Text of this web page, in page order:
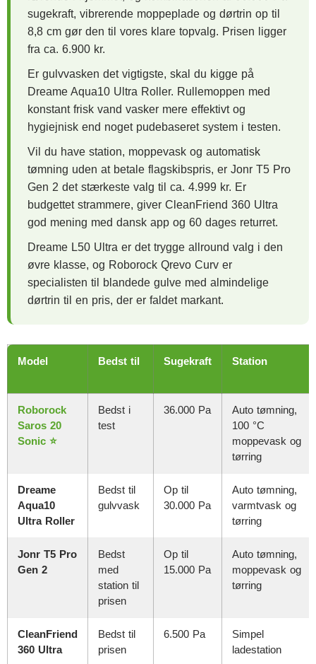
sugekraft, vibrerende moppeplade og dørtrin op til
8,8 cm gør den til vores klare topvalg. Prisen ligger
fra ca. 6.900 kr.
Er gulvvasken det vigtigste, skal du kigge på
Dreame Aqua10 Ultra Roller. Rullemoppen med
konstant frisk vand vasker mere effektivt og
hygiejnisk end noget pudebaseret system i testen.
Vil du have station, moppevask og automatisk
tømning uden at betale flagskibspris, er Jonr T5 Pro
Gen 2 det stærkeste valg til ca. 4.999 kr. Er
budgettet strammere, giver CleanFriend 360 Ultra
god mening med dansk app og 60 dages returret.
Dreame L50 Ultra er det trygge allround valg i den
øvre klasse, og Roborock Qrevo Curv er
specialisten til blandede gulve med almindelige
dørtrin til en pris, der er faldet markant.
Model Bedst til Sugekraft Station
Roborock
Saros 20
Sonic ⭐
Bedst i
test
36.000 Pa
Auto tømning,
100 °C
moppevask og
tørring
Dreame
Aqua10
Ultra Roller
Bedst til
gulvvask
Op til
30.000 Pa
Auto tømning,
varmtvask og
tørring
Jonr T5 Pro
Gen 2
Bedst
med
station til
prisen
Op til
15.000 Pa
Auto tømning,
moppevask og
tørring
CleanFriend
360 Ultra
Bedst til
prisen
6.500 Pa
Simpel
ladestation